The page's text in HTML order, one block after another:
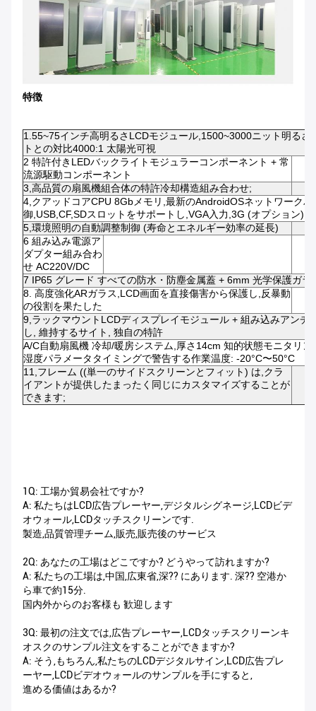
特徴
1.55~75インチ高明るさLCDモジュール,1500~3000ニット明る
トとの対比4000:1 太陽光可視
2 特許付きLEDバックライトモジュラーコンポーネント + 常
流源駆動コンポーネント
3,高品質の扇風機組合体の特許冷却構造組み合わせ;
4,クアッドコアCPU 8Gbメモリ,最新のAndroidOSネットワーク
御,USB,CF,SDスロットをサポートし,VGA入力,3G (オプション)
5,環境照明の自動調整制御 (寿命とエネルギー効率の延長)
6 組み込み電源ア
ダプター組み合わ
せ AC220V/DC
7 IP65 グレード すべての防水・防塵金属蓋 + 6mm 光学保護ガ
8. 高度強化ARガラス,LCD画面を直接傷害から保護し,反暴動
の役割を果たした
9,ラックマウントLCDディスプレイモジュール + 組み込みアンチ
し, 維持するサイト, 独自の特許
A/C自動扇風機 冷却/暖房システム,厚さ14cm 知的状態モニタリ
湿度パラメータタイミングで警告する作業温度: -20°C〜50°C
11,フレーム ((単一のサイドスクリーンとフィット) は,クラ
イアントが提供したまったく同じにカスタマイズすることが
できます;
1Q: 工場か貿易会社ですか?
A: 私たちはLCD広告プレーヤー,デジタルシグネージ,LCDビデ
オウォール,LCDタッチスクリーンです.
製造,品質管理チーム,販売,販売後のサービス
2Q: あなたの工場はどこですか? どうやって訪れますか?
A: 私たちの工場は,中国,広東省,深?? にあります. 深?? 空港か
ら車で約15分.
国内外からのお客様も 歓迎します
3Q: 最初の注文では,広告プレーヤー,LCDタッチスクリーンキ
オスクのサンプル注文をすることができますか?
A: そう,もちろん,私たちのLCDデジタルサイン,LCD広告プレ
ーヤー,LCDビデオウォールのサンプルを手にすると,
進める価値はあるか?